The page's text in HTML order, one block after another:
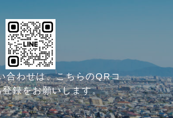
合わせは、こちらのQRコ
録をお願いします。